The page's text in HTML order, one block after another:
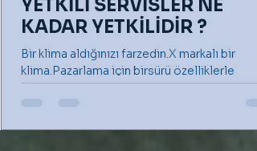
YETKİLİ SERVİSLER NE
KADAR YETKİLİDİR ?
Bir klima aldığınızı farzedin.X markalı bir
klima.Pazarlama için birsürü özelliklerle
donatılmış gibi reklamı yapılan ve sonunda